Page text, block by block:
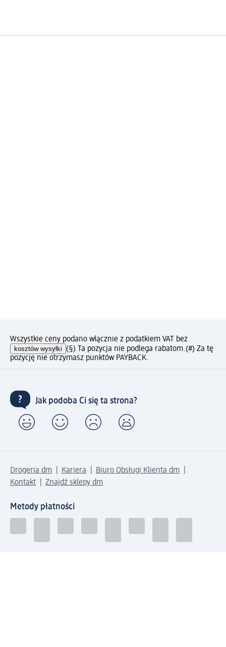
Wszystkie ceny podano włącznie z podatkiem VAT bez
kosztów wysyłki (§) Ta pozycja nie podlega rabatom.(#) Za tę
pozycję nie otrzymasz punktów PAYBACK.
Jak podoba Ci się ta strona?
Drogeria dm Kariera
Biuro Obsługi Klienta dm
Kontakt
Znajdź sklepy dm
Metody płatności